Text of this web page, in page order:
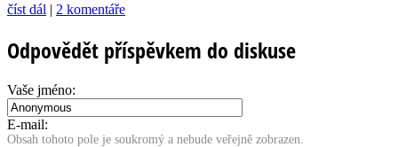
číst dál | 2 komentáře
Odpovědět příspěvkem do diskuse
Vaše jméno:
E-mail:
Obsah tohoto pole je soukromý a nebude veřejně zobrazen.